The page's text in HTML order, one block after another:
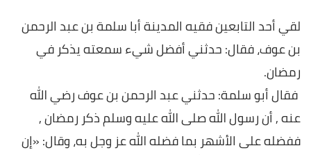
لقي أحد التابعين فقيه المدينة أبا سلمة بن عبد الرحمن
بن عوف، فقال: حدثني أفضل شيء سمعته يذكر في
رمضان.
فقال أبو سلمة: حدثني عبد الرحمن بن عوف رضي الله
عنه , أن رسول الله صلى الله عليه وسلم ذكر رمضان ,
ففضله على الأشهر بما فضله الله عز وجل به، وقال: «إن